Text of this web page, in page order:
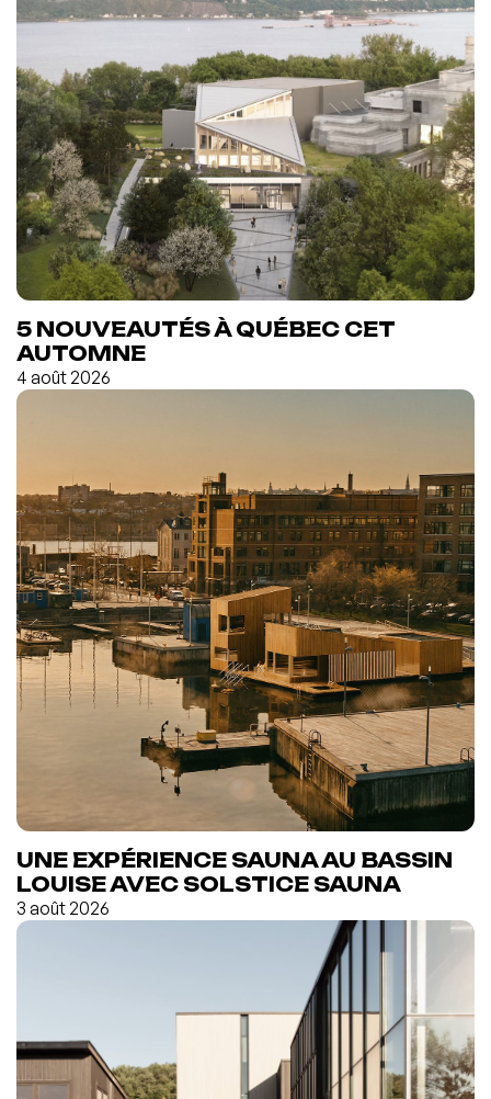
5 NOUVEAUTÉS À QUÉBEC CET
AUTOMNE
4 août 2026
UNE EXPÉRIENCE SAUNA AU BASSIN
LOUISE AVEC SOLSTICE SAUNA
3 août 2026